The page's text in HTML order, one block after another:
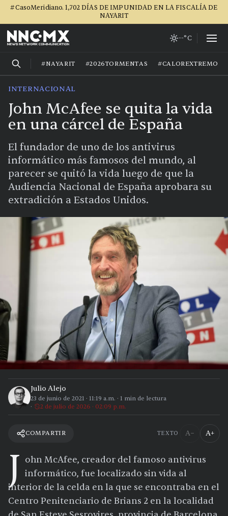
#CasoMeridiano. 1,702 DÍAS DE IMPUNIDAD EN LA FISCALÍA DE
NAYARIT
--°C
#NAYARIT #2026TORMENTAS #CALOREXTREMO
INTERNACIONAL
John McAfee se quita la vida
en una cárcel de España
El fundador de uno de los antivirus
informático más famosos del mundo, al
parecer se quitó la vida luego de que la
Audiencia Nacional de España aprobara su
extradición a Estados Unidos.
Julio Alejo
23 de junio de 2021 · 11:19 a.m. · 1 min de lectura
2 de julio de 2026 · 02:09 p.m.
COMPARTIR TEXTO A− A+
J ohn McAfee, creador del famoso antivirus
informático, fue localizado sin vida al
interior de la celda en la que se encontraba en el
Centro Penitenciario de Brians 2 en la localidad